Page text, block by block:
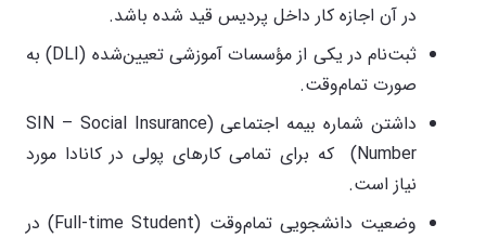
در آن اجازه کار داخل پردیس قید شده باشد.
ثبت‌نام در یکی از مؤسسات آموزشی تعیین‌شده (DLI) به
صورت تمام‌وقت.
داشتن شماره بیمه اجتماعی (SIN – Social Insurance
Number) که برای تمامی کارهای پولی در کانادا مورد
نیاز است.
وضعیت دانشجویی تمام‌وقت (Full-time Student) در